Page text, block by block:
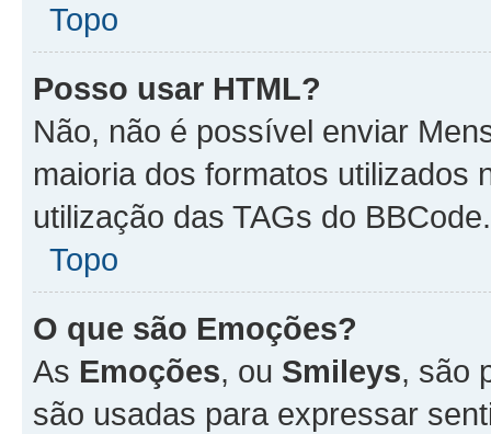
Topo
Posso usar HTML?
Não, não é possível enviar
maioria dos formatos utilizados
utilização das TAGs do BBCode.
Topo
O que são Emoções?
As Emoções, ou Smileys, são
são usadas para expressar